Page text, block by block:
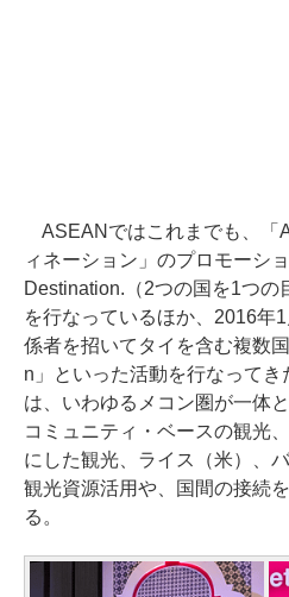
ASEANではこれまでも、「
ィネーション」のプロモーシ
Destination.（2つの国を1つの
を行なっているほか、2016年
係者を招いてタイを含む複数
n」といった活動を行なって
は、いわゆるメコン圏が一体
コミュニティ・ベースの観光
にした観光、ライス（米）、
観光資源活用や、国間の接続
る。